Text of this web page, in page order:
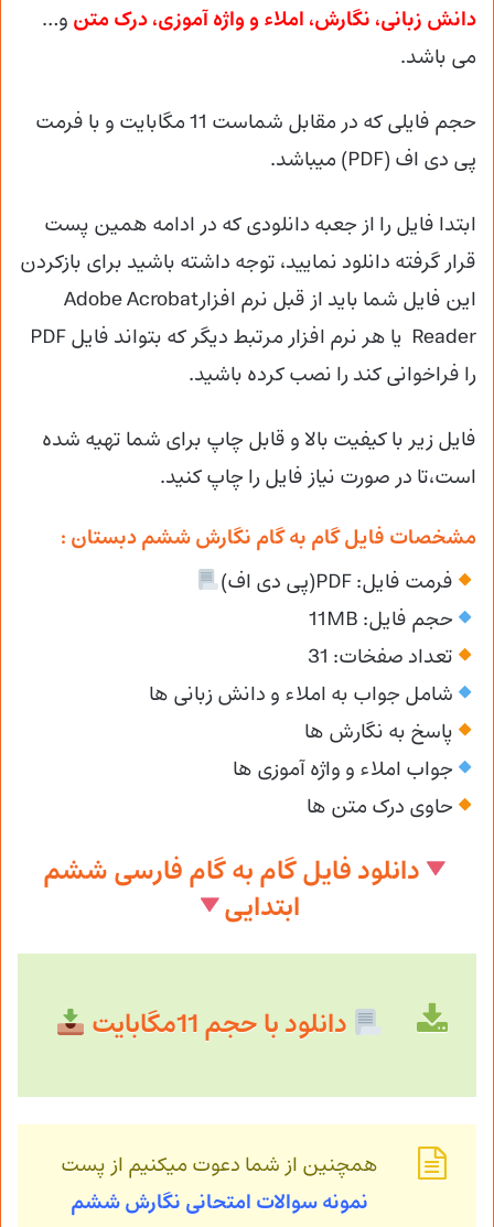
دانش زبانی، نگارش، املاء و واژه آموزی، درک متن و…
می باشد.
حجم فایلی که در مقابل شماست 11 مگابایت و با فرمت
پی دی اف (PDF) میباشد.
ابتدا فایل را از جعبه دانلودی که در ادامه همین پست
قرار گرفته دانلود نمایید، توجه داشته باشید برای بازکردن
این فایل شما باید از قبل نرم افزارAdobe Acrobat
را فراخوانی کند را نصب کرده باشید.
فایل زیر با کیفیت بالا و قابل چاپ برای شما تهیه شده
است،تا در صورت نیاز فایل را چاپ کنید.
مشخصات فایل گام به گام نگارش ششم دبستان :
فرمت فایل: PDF(پی دی اف)
حجم فایل: 11MB
تعداد صفخات: 31
شامل جواب به املاء و دانش زبانی ها
پاسخ به نگارش ها
جواب املاء و واژه آموزی ها
حاوی درک متن ها
دانلود فایل گام به گام فارسی ششم
ابتدایی
دانلود با حجم 11مگابایت
همچنین از شما دعوت میکنیم از پست
نمونه سوالات امتحانی نگارش ششم